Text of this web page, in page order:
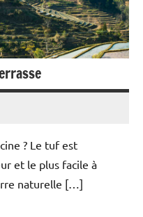
? Le tuf est
et le plus facile à
naturelle […]